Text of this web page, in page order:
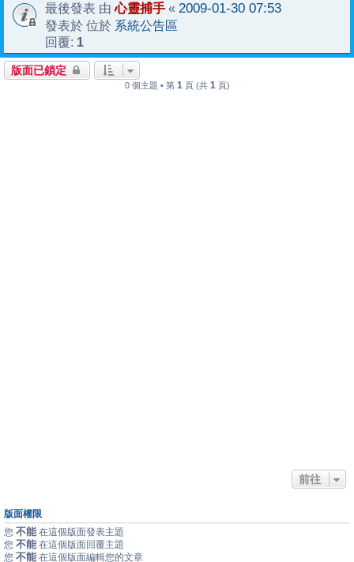
最後發表 由心靈捕手 « 2009-01-30 07:53
發表於 位於 系統公告區
回覆: 1
版面已鎖定
0 個主題 • 第 1 頁 (共 1 頁)
前往
版面權限
您 不能 在這個版面發表主題
您 不能 在這個版面回覆主題
您 不能 在這個版面編輯您的文章